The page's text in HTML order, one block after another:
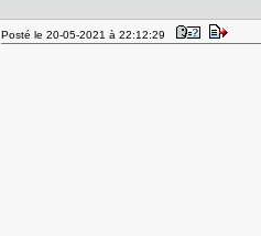
Posté le 20-05-2021 à 22:12:29